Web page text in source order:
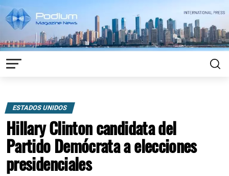
ESTADOS UNIDOS
Hillary Clinton candidata del
Partido Demócrata a elecciones
presidenciales